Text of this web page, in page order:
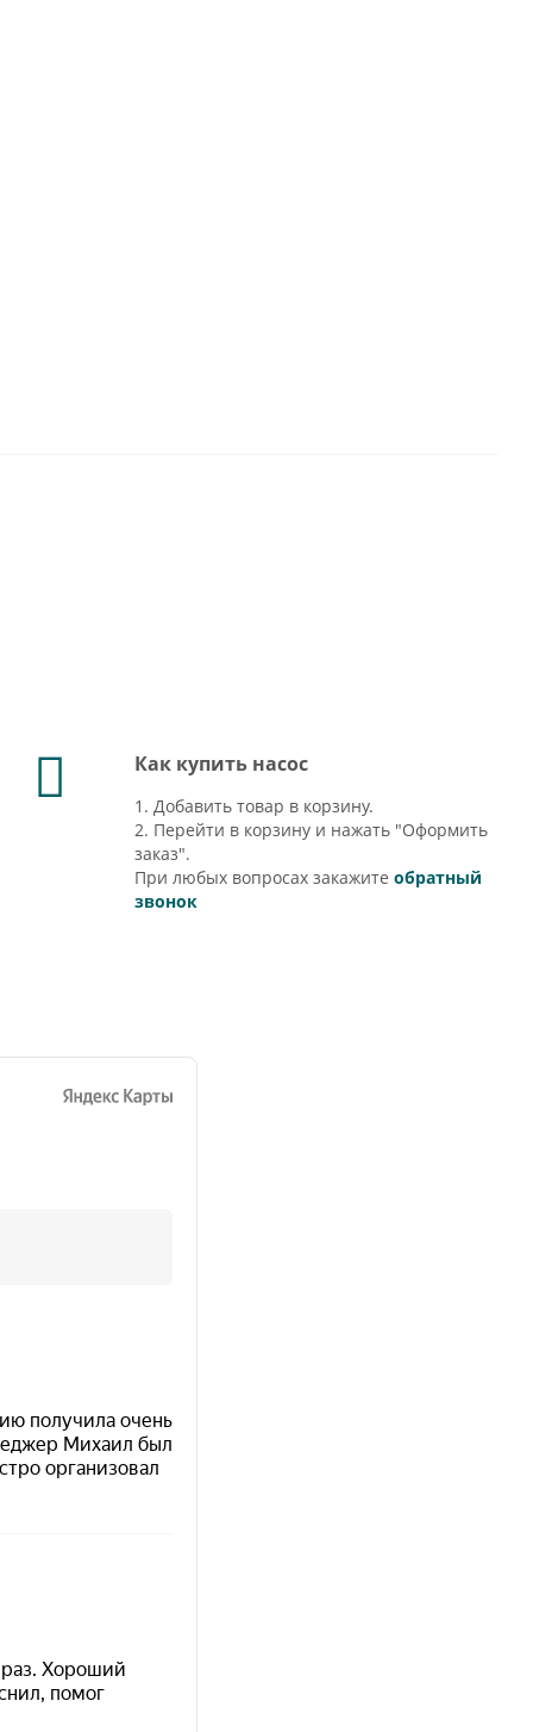
Как купить насос
1. Добавить товар в корзину.
2. Перейти в корзину и нажать "Оформить
заказ".
При любых вопросах закажитеобратный
звонок